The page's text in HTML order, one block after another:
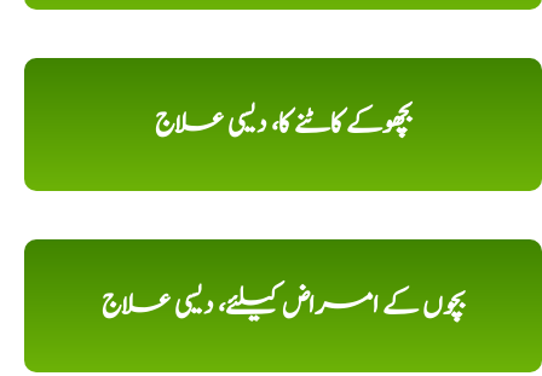
بچھوکے کاٹنے کا، دیسی علاج
بچوں کے امراض کیلئے، دیسی علاج